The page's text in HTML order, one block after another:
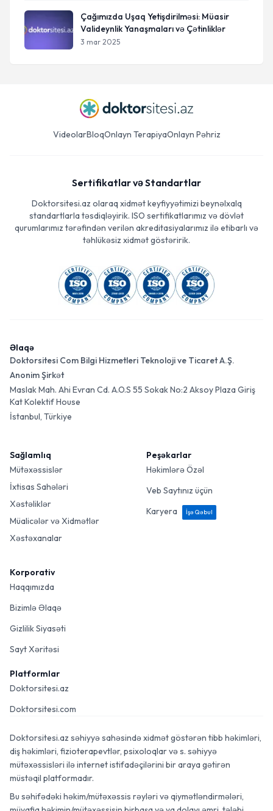
Çağımızda Uşaq Yetişdirilməsi: Müasir
Valideynlik Yanaşmaları və Çətinliklər
3 mar 2025
VideolarBloqOnlayn TerapiyaOnlayn Pəhriz
Sertifikatlar və Standartlar
Doktorsitesi.az olaraq xidmət keyfiyyətimizi beynəlxalq
standartlarla təsdiqləyirik. ISO sertifikatlarımız və dövlət
qurumlarımız tərəfindən verilən akreditasiyalarımız ilə etibarlı və
təhlükəsiz xidmət göstəririk.
Əlaqə
Doktorsitesi Com Bilgi Hizmetleri Teknoloji ve Ticaret A.Ş.
Anonim Şirkət
Maslak Mah. Ahi Evran Cd. A.O.S 55 Sokak No:2 Aksoy Plaza Giriş
Kat Kolektif House
İstanbul, Türkiye
Sağlamlıq
Mütəxəssislər
İxtisas Sahələri
Xəstəliklər
Müalicələr və Xidmətlər
Xəstəxanalar
Peşəkarlar
Həkimlərə Özəl
Veb Saytınız üçün
Karyera
İşə Qəbul
Korporativ
Haqqımızda
Bizimlə Əlaqə
Gizlilik Siyasəti
Sayt Xəritəsi
Platformlar
Doktorsitesi.az
Doktorsitesi.com
Doktorsitesi.az səhiyyə sahəsində xidmət göstərən tibb həkimləri,
diş həkimləri, fizioterapevtlər, psixoloqlar və s. səhiyyə
mütəxəssisləri ilə internet istifadəçilərini bir araya gətirən
müstəqil platformadır.
Bu səhifədəki həkim/mütəxəssis rəyləri və qiymətləndirmələri,